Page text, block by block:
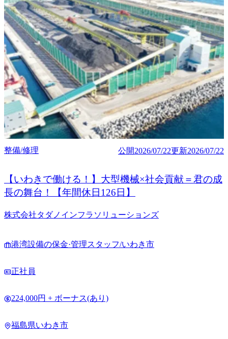
整備/修理 公開2026/07/22更新2026/07/22
【いわきで働ける！】大型機械×社会貢献＝君の成
長の舞台！【年間休日126日】
株式会社タダノインフラソリューションズ
港湾設備の保金·管理スタッフ/いわき市
正社員
224,000円 + ボーナス(あり)
福島県いわき市